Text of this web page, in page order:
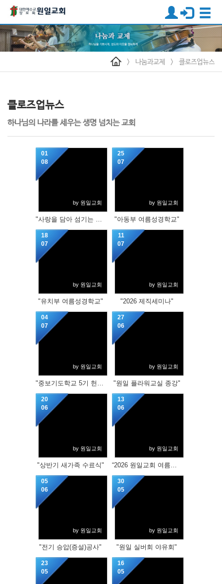
> 나눔과교제 > 클로즈업뉴스
클로즈업뉴스
하나님의 나라를 세우는 생명 넘치는 교회
01
08
by 원일교회
"사랑을 담아 섬기는 봉사부"
25
07
by 원일교회
"아동부 여름성경학교"
18
07
by 원일교회
"유치부 여름성경학교"
11
07
by 원일교회
"2026 제직세미나"
04
07
by 원일교회
"중보기도학교 5기 헌신서약식"
27
06
by 원일교회
"원일 플라워교실 종강"
20
06
by 원일교회
"상반기 새가족 수료식"
13
06
by 원일교회
“2026 원일교회 여름성경학교 및 수련회”
05
06
by 원일교회
"전기 승압(증설)공사"
30
05
by 원일교회
"원일 실버회 야유회"
23
05
16
05